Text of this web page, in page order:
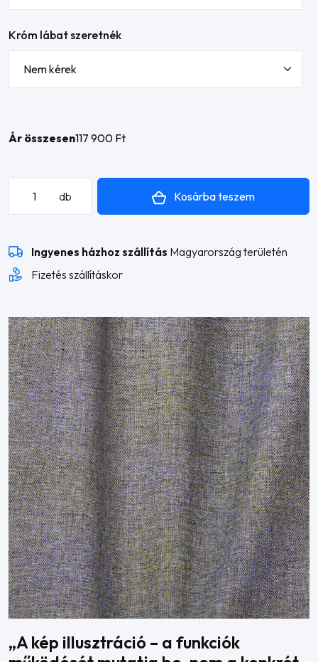
Króm lábat szeretnék
Ár összesen117 900 Ft
sarokkanapé
db Kosárba teszem
Ingyenes házhoz szállítás Magyarország területén
Fizetés szállításkor
„A kép illusztráció – a funkciók